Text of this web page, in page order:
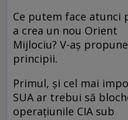
Ce putem face atunci
a crea un nou Orient
Mijlociu? V-aș
principii.
Primul, și cel mai
SUA ar trebui să
operațiunile CIA sub